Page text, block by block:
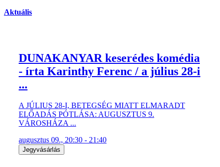
Aktuális
DUNAKANYAR keserédes komédia
- írta Karinthy Ferenc / a július 28-i
...
A JÚLIUS 28-I, BETEGSÉG MIATT ELMARADT
ELŐADÁS PÓTLÁSA: AUGUSZTUS 9.
VÁROSHÁZA ...
augusztus 09., 20:30 - 21:40
Jegyvásárlás